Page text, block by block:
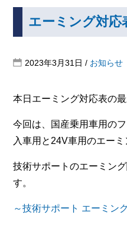
エーミング対応
2023年3月31日 / お知らせ
本日エーミング対応表の
今回は、国産乗用車用の
入車用と24V車用のエー
技術サポートのエーミン
す。
～技術サポート エーミン